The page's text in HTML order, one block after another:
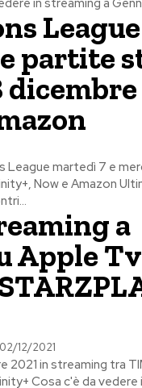
partite
League martedì 7 e
Now e Amazon
a
Apple
02/12/2021
2021 in streaming tra
Cosa c'è da vedere